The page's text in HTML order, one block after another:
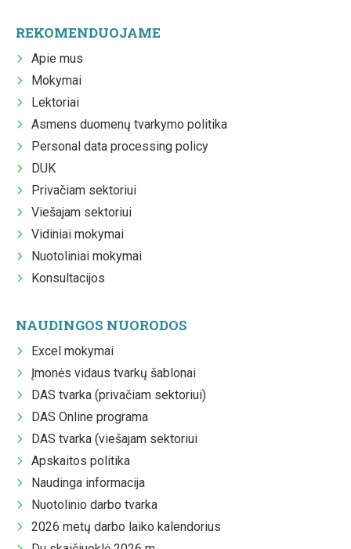
REKOMENDUOJAME
Apie mus
Mokymai
Lektoriai
Asmens duomenų tvarkymo politika
Personal data processing policy
DUK
Privačiam sektoriui
Viešajam sektoriui
Vidiniai mokymai
Nuotoliniai mokymai
Konsultacijos
NAUDINGOS NUORODOS
Excel mokymai
Įmonės vidaus tvarkų šablonai
DAS tvarka (privačiam sektoriui)
DAS Online programa
DAS tvarka (viešajam sektoriui
Apskaitos politika
Naudinga informacija
Nuotolinio darbo tvarka
2026 metų darbo laiko kalendorius